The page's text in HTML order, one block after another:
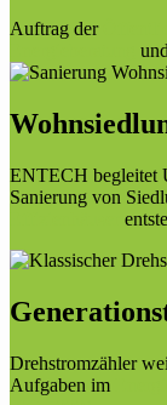
Auftrag der
ENTECH begleitet
Sanierung von
Drehstromzähler
Aufgaben im